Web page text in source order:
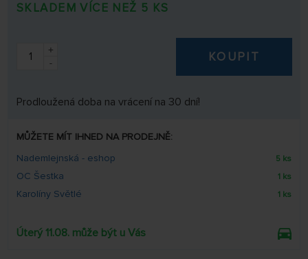
SKLADEM VÍCE NEŽ 5 KS
+
-
KOUPIT
Prodloužená doba na vrácení na 30 dní!
MŮŽETE MÍT IHNED NA PRODEJNĚ:
Nademlejnská - eshop
5 ks
OC Šestka 1 ks
Karolíny Světlé 1 ks
Úterý 11.08. může být u Vás